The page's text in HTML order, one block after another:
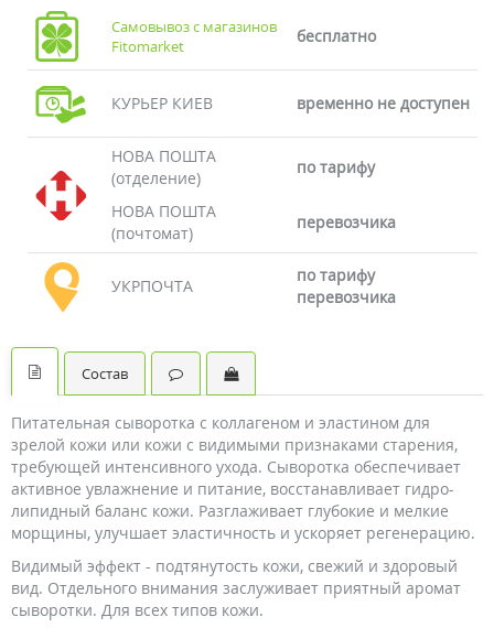
Самовывоз с магазинов
Fitomarket
бесплатно
КУРЬЕР КИЕВ временно не доступен
НОВА ПОШТА
(отделение)
по тарифу
НОВА ПОШТА
(почтомат)
перевозчика
УКРПОЧТА
по тарифу
перевозчика
Состав
Питательная сыворотка с коллагеном и эластином для
зрелой кожи или кожи с видимыми признаками старения,
требующей интенсивного ухода. Сыворотка обеспечивает
активное увлажнение и питание, восстанавливает гидро-
липидный баланс кожи. Разглаживает глубокие и мелкие
морщины, улучшает эластичность и ускоряет регенерацию.
Видимый эффект - подтянутость кожи, свежий и здоровый
вид. Отдельного внимания заслуживает приятный аромат
сыворотки. Для всех типов кожи.